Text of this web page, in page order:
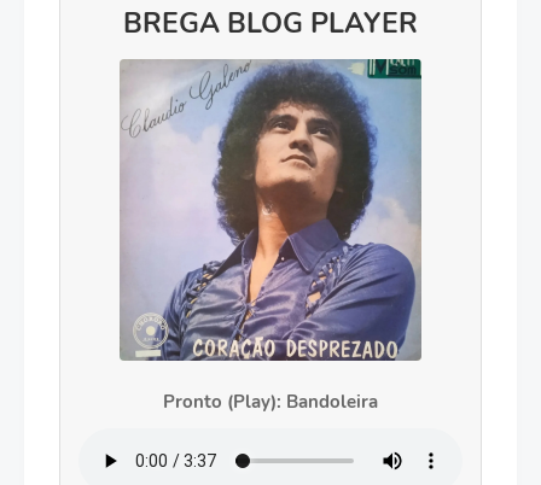
BREGA BLOG PLAYER
Pronto (Play): Bandoleira